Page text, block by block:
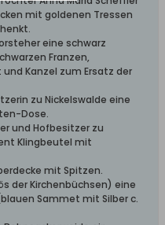
mit goldenen Tressen
eine schwarz
Franzen,
Kanzel zum Ersatz der
zu Nickelswalde eine
Dose.
und Hofbesitzer zu
Klingbeutel mit
mit Spitzen.
der Kirchenbüchsen) eine
Sammet mit Silber c.